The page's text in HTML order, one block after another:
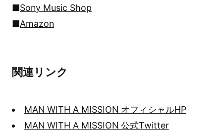
■Sony Music Shop
■Amazon
関連リンク
MAN WITH A MISSION オフィシャルHP
MAN WITH A MISSION 公式Twitter